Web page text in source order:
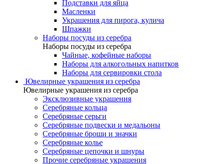
Подставки для яйца
Масленки
Украшения для пирога, кулича
Шпажки
Наборы посуды из серебра
Наборы посуды из серебра
Чайные, кофейные наборы
Наборы для алкогольных напитков
Наборы для сервировки стола
Ювелирные украшения из серебра
Ювелирные украшения из серебра
Эксклюзивные украшения
Серебряные кольца
Серебряные серьги
Серебряные подвески и медальоны
Серебряные броши и значки
Серебряные колье
Серебряные цепочки и шнуры
Прочие серебряные украшения